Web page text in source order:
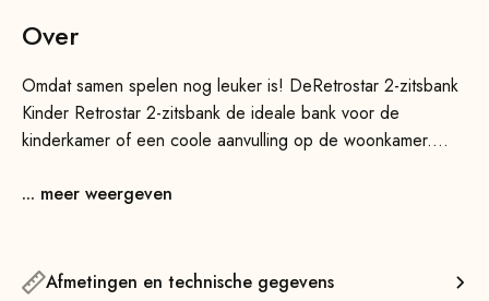
Over
Omdat samen spelen nog leuker is! DeRetrostar 2-zitsbank
Kinder Retrostar 2-zitsbank de ideale bank voor de
kinderkamer of een coole aanvulling op de woonkamer.
aanwinst voor elk interieur. Verkrijgbaar in diverse kleuren
– ideaal dus ook voor kleinere ruimtes.
... meer weergeven
Afmetingen en technische gegevens